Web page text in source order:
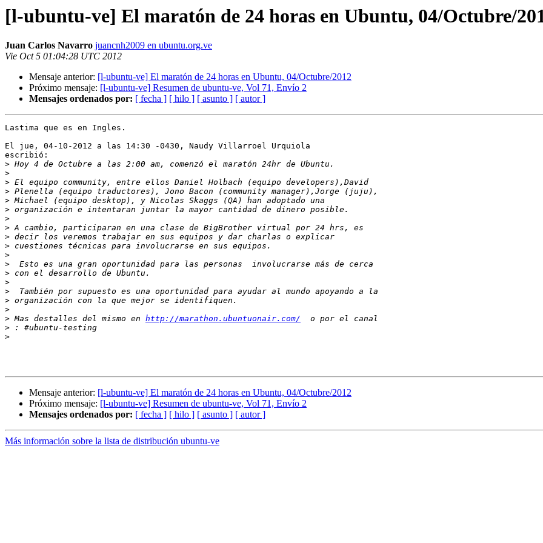
[l-ubuntu-ve] El maratón de 24 horas en Ubuntu, 04/Octubre/
Juan Carlos Navarro juancnh2009 en ubuntu.org.ve
Vie Oct 5 01:04:28 UTC 2012
Mensaje anterior: [l-ubuntu-ve] El maratón de 24 horas en Ubuntu, 04/Octubre/2012
Próximo mensaje: [l-ubuntu-ve] Resumen de ubuntu-ve, Vol 71, Envío 2
Mensajes ordenados por: [ fecha ] [ hilo ] [ asunto ] [ autor ]
Lastima que es en Ingles.
El jue, 04-10-2012 a las 14:30 -0430, Naudy Villarroel Urquiola
escribió:
>
>
>
>
>
>
>
>
>
>
>
>
>
>
>
>
>
> Mas destalles del mismo en http://marathon.ubuntuonair.com/
>
>
Mensaje anterior: [l-ubuntu-ve] El maratón de 24 horas en Ubuntu, 04/Octubre/2012
Próximo mensaje: [l-ubuntu-ve] Resumen de ubuntu-ve, Vol 71, Envío 2
Mensajes ordenados por: [ fecha ] [ hilo ] [ asunto ] [ autor ]
Más información sobre la lista de distribución ubuntu-ve